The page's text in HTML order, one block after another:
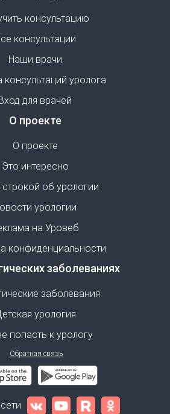
консультацию
консультации
Наши врачи
консультаций уролога
для врачей
О проекте
О проекте
Это интересно
об урологии
урологии
на Уровеб
конфиденциальности
заболеваниях
заболевания
урология
попасть к урологу
Обратная связь